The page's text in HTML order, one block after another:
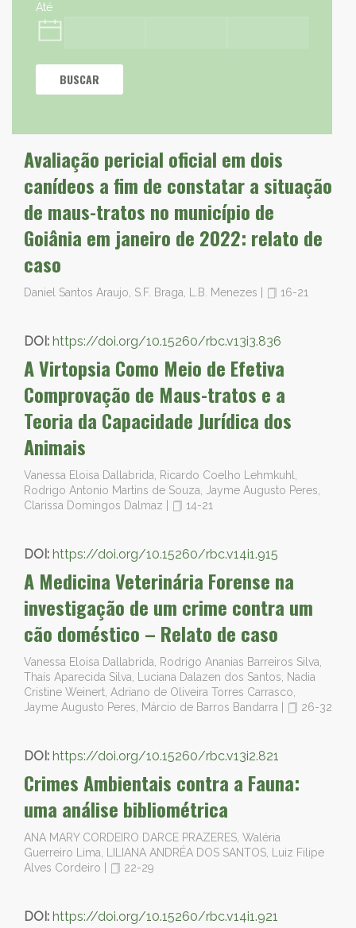
Até
BUSCAR
Avaliação pericial oficial em dois
canídeos a fim de constatar a situação
de maus-tratos no município de
Goiânia em janeiro de 2022: relato de
caso
Daniel Santos Araujo, S.F. Braga, L.B. Menezes 16-21
DOI: https://doi.org/10.15260/rbc.v13i3.836
A Virtopsia Como Meio de Efetiva
Comprovação de Maus-tratos e a
Teoria da Capacidade Jurídica dos
Animais
Vanessa Eloisa Dallabrida, Ricardo Coelho Lehmkuhl,
Rodrigo Antonio Martins de Souza, Jayme Augusto Peres,
Clarissa Domingos Dalmaz
14-21
DOI: https://doi.org/10.15260/rbc.v14i1.915
A Medicina Veterinária Forense na
investigação de um crime contra um
cão doméstico – Relato de caso
Vanessa Eloisa Dallabrida, Rodrigo Ananias Barreiros Silva,
Thaís Aparecida Silva, Luciana Dalazen dos Santos, Nadia
Cristine Weinert, Adriano de Oliveira Torres Carrasco,
Jayme Augusto Peres, Márcio de Barros Bandarra
26-32
DOI: https://doi.org/10.15260/rbc.v13i2.821
Crimes Ambientais contra a Fauna:
uma análise bibliométrica
ANA MARY CORDEIRO DARCE PRAZERES, Waléria
Guerreiro Lima, LILIANA ANDRÉA DOS SANTOS, Luiz Filipe
Alves Cordeiro
22-29
DOI: https://doi.org/10.15260/rbc.v14i1.921